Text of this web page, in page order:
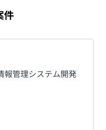
件
報管理システム開発